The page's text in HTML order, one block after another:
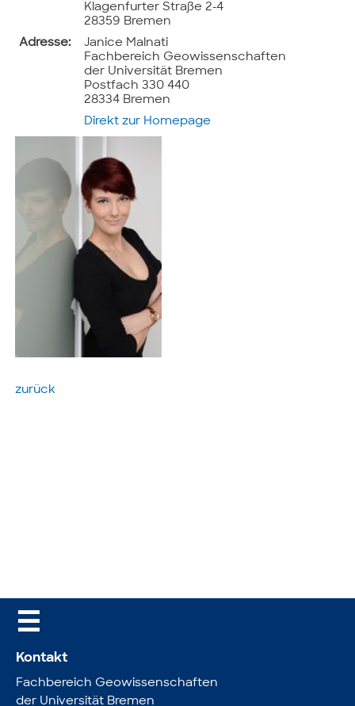
Klagenfurter Straße 2-4
28359 Bremen
Adresse:
Janice Malnati
Fachbereich Geowissenschaften
der Universität Bremen
Postfach 330 440
28334 Bremen
Direkt zur Homepage
zurück
☰
Kontakt
Fachbereich Geowissenschaften
der Universität Bremen